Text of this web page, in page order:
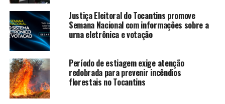
Justiça Eleitoral do Tocantins promove
Semana Nacional com informações sobre a
urna eletrônica e votação
Período de estiagem exige atenção
redobrada para prevenir incêndios
florestais no Tocantins